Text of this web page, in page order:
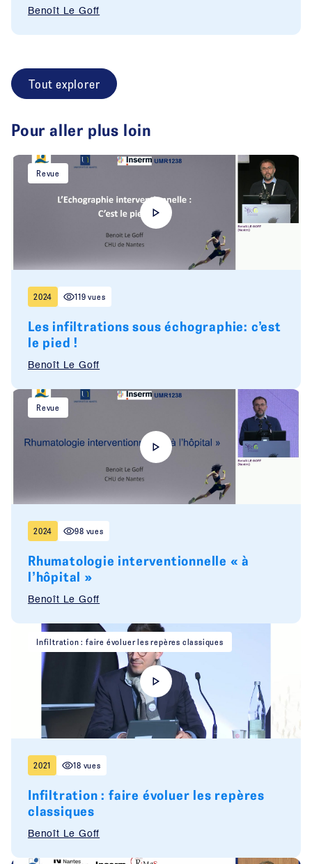
Benoît Le Goff
Tout explorer
Pour aller plus loin
Revue
2024 119 vues
Les infiltrations sous échographie: c’est
le pied !
Benoît Le Goff
Revue
2024 98 vues
Rhumatologie interventionnelle « à
l’hôpital »
Benoît Le Goff
Infiltration : faire évoluer les repères classiques
2021 18 vues
Infiltration : faire évoluer les repères
classiques
Benoît Le Goff